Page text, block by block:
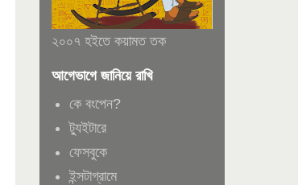
২০০৭ হইতে কয়ামত তক
আগেভাগে জানিয়ে রাখি
কে বংপেন?
ট্যুইটারে
ফেসবুকে
ইন্সটাগ্রামে